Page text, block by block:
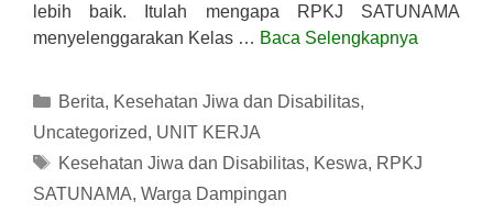
lebih baik. Itulah mengapa RPKJ SATUNAMA
menyelenggarakan Kelas … Baca Selengkapnya
Kategori
Berita, Kesehatan Jiwa dan Disabilitas,
Uncategorized, UNIT KERJA
Tag
Kesehatan Jiwa dan Disabilitas, Keswa, RPKJ
SATUNAMA, Warga Dampingan